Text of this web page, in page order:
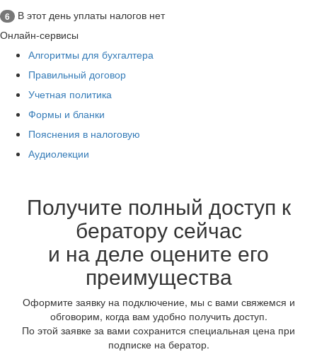
6
В этот день уплаты налогов нет
Онлайн-сервисы
Алгоритмы для бухгалтера
Правильный договор
Учетная политика
Формы и бланки
Пояснения в налоговую
Аудиолекции
Получите полный доступ к
бератору сейчас
и на деле оцените его
преимущества
Оформите заявку на подключение, мы с вами свяжемся и
обговорим, когда вам удобно получить доступ.
По этой заявке за вами сохранится специальная цена при
подписке на бератор.